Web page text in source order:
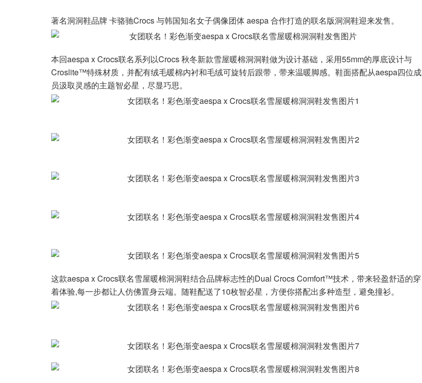
著名洞洞鞋品牌 卡骆驰Crocs 与韩国知名女子偶像团体 aespa 合作打造的联名版洞洞鞋迎来发售。
本回aespa x Crocs联名系列以Crocs 秋冬新款雪屋暖棉洞洞鞋做为设计基础，采用55mm的厚底设计与
Croslite™特殊材质，并配有绒毛暖棉内衬和毛绒可旋转后跟带，带来温暖脚感。鞋面搭配从aespa四位成
员汲取灵感的主题智必星，尽显巧思。
这款aespa x Crocs联名雪屋暖棉洞洞鞋结合品牌标志性的Dual Crocs Comfort™技术，带来轻盈舒适的穿
着体验,每一步都让人仿佛置身云端。随鞋配送了10枚智必星，方便你搭配出多种造型，避免撞衫。